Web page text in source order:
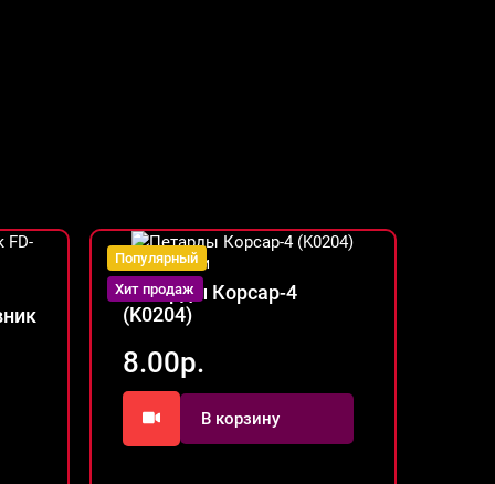
Популярный
Хит продаж
В наличии
Петарды Корсар-4
(K0204)
8.00р.
В корзину